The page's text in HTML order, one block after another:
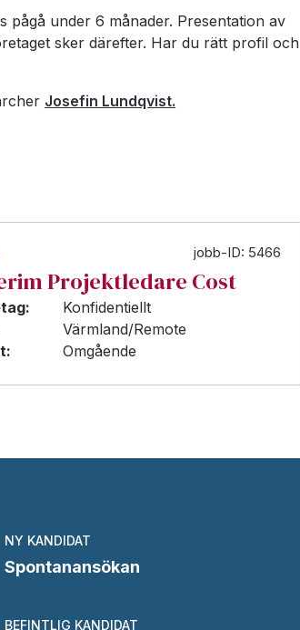
under 6 månader. Presentation av
sker därefter. Har du rätt profil och
Josefin Lundqvist.
jobb-ID: 5466
Projektledare Cost
Konfidentiellt
Värmland/Remote
Omgående
NY KANDIDAT
Spontanansökan
BEFINTLIG KANDIDAT